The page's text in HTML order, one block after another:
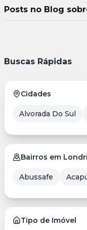
Posts no Blog
28/02/2026
Buscas Rápidas
Cidades
Alvorada Do Sul
Bairros em
Abussafe
Tipo de Imóvel